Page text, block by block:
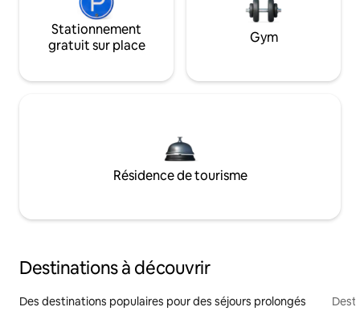
Stationnement
gratuit sur place
Gym
Résidence de tourisme
Destinations à découvrir
Des destinations populaires pour des séjours prolongés